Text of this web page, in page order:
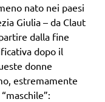
nato nei paesi
Giulia – da Claut
dalla fine
dopo il
donne
estremamente